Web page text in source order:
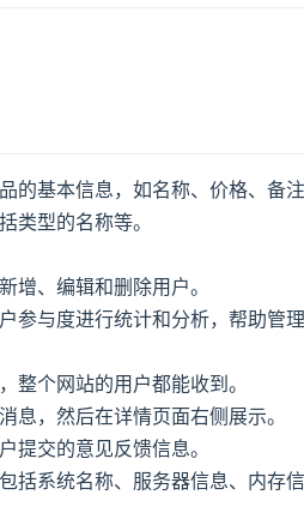
的基本信息，如名称、价格、备
类型的名称等。
增、编辑和删除用户。
参与度进行统计和分析，帮助管
整个网站的用户都能收到。
息，然后在详情页面右侧展示。
提交的意见反馈信息。
括系统名称、服务器信息、内存